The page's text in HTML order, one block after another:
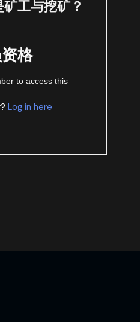
工与挖矿？
格
to access this
Log in here